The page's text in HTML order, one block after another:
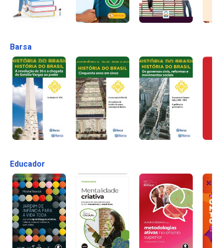
Barsa
Educador